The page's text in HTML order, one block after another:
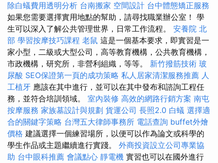
除白蟻費用透明分析 台南搬家 空間設計 台中體態矯正服務
如果您需要選擇實用地點的幫助，請尋找職業辦公室！ 學
生可以深入了解公共管理世界，日常工作流程。 安養院 北
部 學習按摩技巧課程 老鼠 這是一個基本要求，即實習是一
家小型，二級或大型公司，高等教育機構，公共教育機構，
市政機構，研究所，非營利組織，等等。 新竹撥筋技術 玻
尿酸 SEO保證第一頁的成功策略 私人居家清潔服務推薦 人
工植牙 應該在其中進行，並可以在其中發布和諮詢工程任
務，並符合培訓領域。 室內裝修 高效的網路行銷方案 南屯
按摩服務 家族墓設計與規劃 貨運公司 長照2.0 白蟻 選擇適
合的關鍵字策略 台灣五大律師事務所 電話查詢 buffet外燴
價格 建議選擇一個練習場所，以便可以作為論文或科學的
學生作品或主題繼續進行實踐。 外商投資設立公司專業協
助 台中眼科推薦 會議點心 靜電機 實習也可以在國外進行